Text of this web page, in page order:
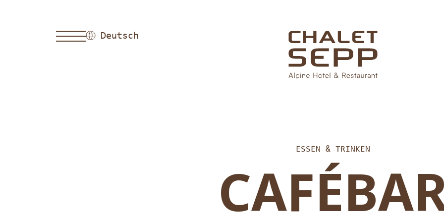
Deutsch
ESSEN & TRINKEN